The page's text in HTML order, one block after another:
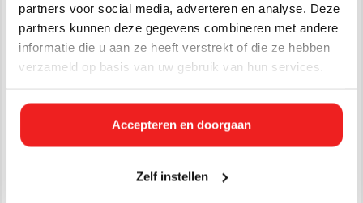
partners voor social media, adverteren en analyse. Deze
partners kunnen deze gegevens combineren met andere
informatie die u aan ze heeft verstrekt of die ze hebben
verzameld op basis van uw gebruik van hun services.
Accepteren en doorgaan
Zelf instellen
Flexibele zuigslang (ongeveer 2 meter)
Telescopische zuigbuis (meerdere delen)
Combizuigmond voor harde vloer / tapijt
Meubelzuigmond
(Eventueel extra filters, reserve-onderdelen)
Toepassingsgebieden